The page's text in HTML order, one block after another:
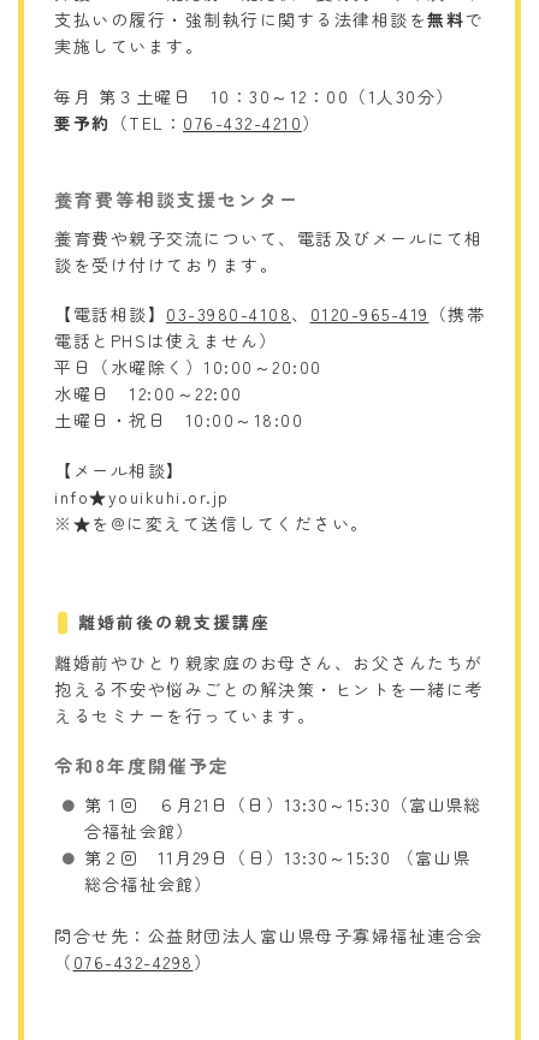
支払いの履行・強制執行に関する法律相談を無料で
実施しています。
毎月 第３土曜日 10：30～12：00（1人30分）
要予約 （TEL： 076-432-4210）
養育費等相談支援センター
養育費や親子交流について、電話及びメールにて相
談を受け付けております。
【電話相談】 03-3980-4108、 0120-965-419 （携帯
電話とPHSは使えません）
平日（水曜除く）10:00～20:00
水曜日 12:00～22:00
土曜日・祝日 10:00～18:00
【メール相談】
info★youikuhi.or.jp
※★を@に変えて送信してください。
離婚前後の親支援講座
離婚前やひとり親家庭のお母さん、お父さんたちが
抱える不安や悩みごとの解決策・ヒントを一緒に考
えるセミナーを行っています。
令和8年度開催予定
第１回 ６月21日（日）13:30～15:30（富山県総
合福祉会館）
第２回 11月29日（日）13:30～15:30 （富山県
総合福祉会館）
問合せ先：公益財団法人富山県母子寡婦福祉連合会
（ 076-432-4298 ）